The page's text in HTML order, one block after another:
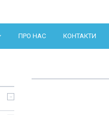
ПРО НАС КОНТАКТИ